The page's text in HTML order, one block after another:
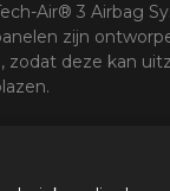
Air® 3 Airbag
zijn
zodat deze kan
op
voor een optimale